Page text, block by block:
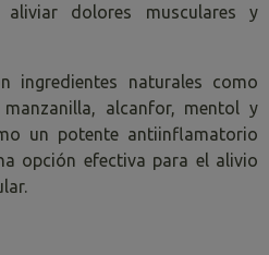
dolores musculares y
ingredientes naturales como
alcanfor, mentol y
un potente antiinflamatorio
opción efectiva para el alivio